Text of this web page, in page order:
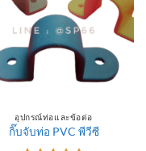
อุปกรณ์ท่อและข้อต่อ
กิ๊บจับท่อ PVC พีวีซี